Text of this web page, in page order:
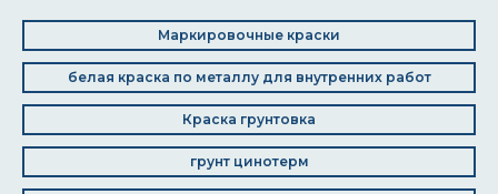
Маркировочные краски
белая краска по металлу для внутренних работ
Краска грунтовка
грунт цинотерм